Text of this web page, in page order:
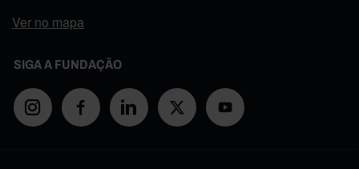
Ver no mapa
SIGA A FUNDAÇÃO